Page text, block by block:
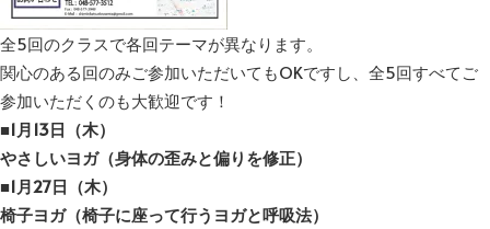
全5回のクラスで各回テーマが異なります。
関心のある回のみご参加いただいてもOKですし、全5回すべてご
参加いただくのも大歓迎です！
■1月13日（木）
やさしいヨガ（身体の歪みと偏りを修正）
■1月27日（木）
椅子ヨガ（椅子に座って行うヨガと呼吸法）